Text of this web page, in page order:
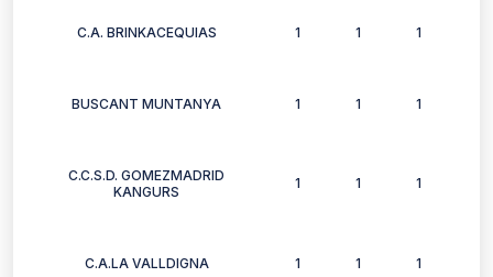
C.A. BRINKACEQUIAS 1 1 1
BUSCANT MUNTANYA 1 1 1
C.C.S.D. GOMEZMADRID
KANGURS
1 1 1
C.A.LA VALLDIGNA 1 1 1